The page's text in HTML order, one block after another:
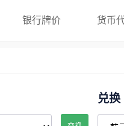
银行牌价 货币
兑换